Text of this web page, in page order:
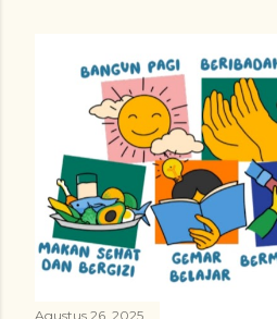
Agustus 26, 2025